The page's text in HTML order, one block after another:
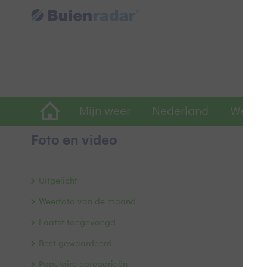
Mijn weer Nederland
Foto en video
Uitgelicht
Weerfoto van de maand
Laatst toegevoegd
Best gewaardeerd
Populaire categorieën